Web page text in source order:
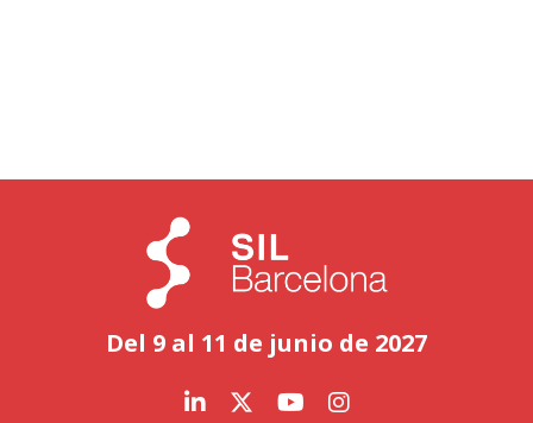
Del 9 al 11 de junio de 2027